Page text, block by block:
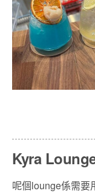
Kyra
呢個lounge係需要